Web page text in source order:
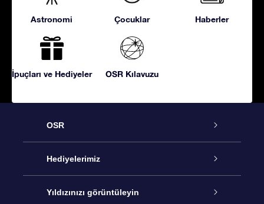
Astronomi Çocuklar Haberler
İpuçları ve Hediyeler OSR Kılavuzu
OSR
Hizmet
İletişim
Hediyelerimiz
Çevrimiçi Yıldız Hediyesi
Yıldızınızı görüntüleyin